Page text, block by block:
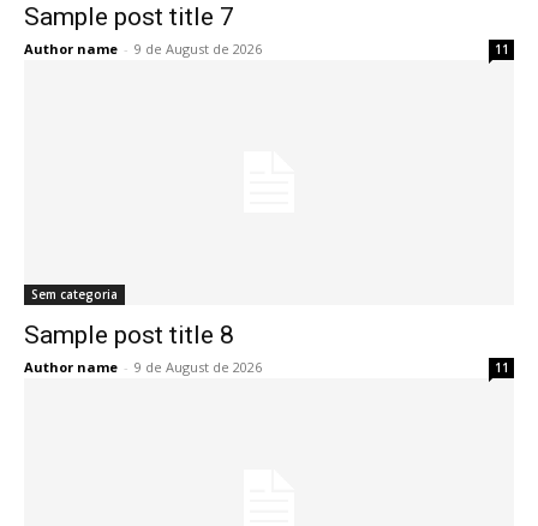
Sample post title 7
Author name - 9 de August de 2026 11
Sem categoria
Sample post title 8
Author name - 9 de August de 2026 11